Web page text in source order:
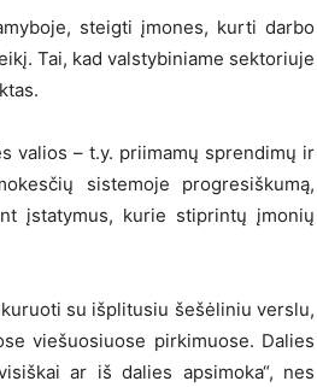
steigti įmones, kurti darbo
Tai, kad valstybiniame sektoriuje
valios – t.y. priimamų sprendimų ir
sistemoje progresiškumą,
įstatymus, kurie stiprintų įmonių
su išplitusiu šešėliniu verslu,
viešuosiuose pirkimuose. Dalies
ar iš dalies apsimoka“, nes